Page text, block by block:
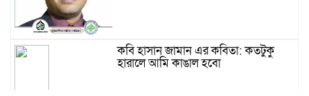
কবি হাসান জামান এর কবিতা: কতটুকু
হারালে আমি কাঙাল হবো